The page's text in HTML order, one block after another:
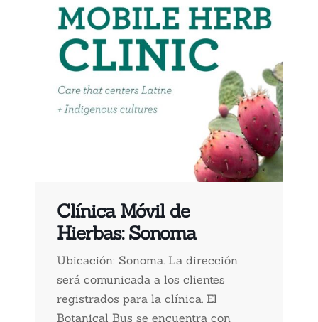
Clínica Móvil de
Hierbas: Sonoma
Ubicación: Sonoma. La dirección
será comunicada a los clientes
registrados para la clínica. El
Botanical Bus se encuentra con